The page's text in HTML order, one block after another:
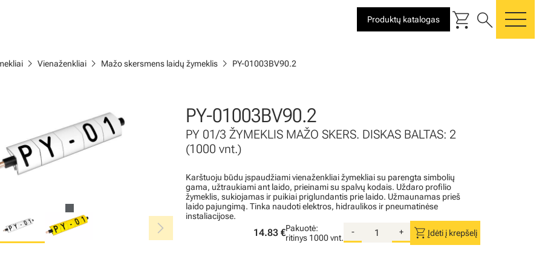
Produktų katalogas shopping_cart search
chevron_right Vienaženkliai chevron_right Mažo skersmens laidų žymeklis chevron_right PY-01003BV90.2
chevron_right
PY-01003BV90.2
PY 01/3 ŽYMEKLIS MAŽO SKERS. DISKAS BALTAS: 2
(1000 vnt.)
Karštuoju būdu įspaudžiami vienaženkliai žymekliai su parengta simbolių
gama, užtraukiami ant laido, prieinami su spalvų kodais. Uždaro profilio
žymeklis, sukiojamas ir puikiai priglundantis prie laido. Užmaunamas prieš
laido pajungimą. Tinka naudoti elektros, hidraulikos ir pneumatinėse
instaliacijose.
14.83 €Pakuotė:
ritinys 1000 vnt.
- + shopping_cart Įdėti į krepšelį